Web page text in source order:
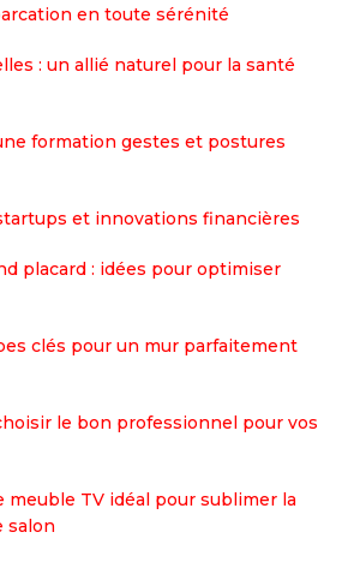
en toute sérénité
: un allié naturel pour la santé
formation gestes et postures
et innovations financières
placard : idées pour optimiser
clés pour un mur parfaitement
le bon professionnel pour vos
meuble TV idéal pour sublimer la
salon